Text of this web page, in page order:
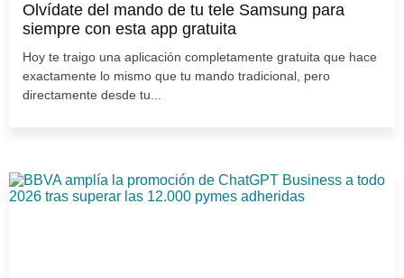
Olvídate del mando de tu tele Samsung para
siempre con esta app gratuita
Hoy te traigo una aplicación completamente gratuita que hace
exactamente lo mismo que tu mando tradicional, pero
directamente desde tu...